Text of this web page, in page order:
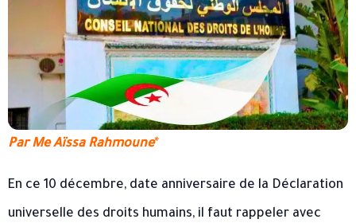
Par Me Aïssa Rahmoune*
En ce 10 décembre, date anniversaire de la Déclaration
universelle des droits humains, il faut rappeler avec